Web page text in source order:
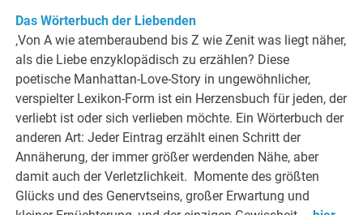
Das Wörterbuch der Liebenden
‚Von A wie atemberaubend bis Z wie Zenit was liegt näher,
als die Liebe enzyklopädisch zu erzählen? Diese
poetische Manhattan-Love-Story in ungewöhnlicher,
verspielter Lexikon-Form ist ein Herzensbuch für jeden, der
verliebt ist oder sich verlieben möchte. Ein Wörterbuch der
anderen Art: Jeder Eintrag erzählt einen Schritt der
Annäherung, der immer größer werdenden Nähe, aber
damit auch der Verletzlichkeit. Momente des größten
Glücks und des Genervtseins, großer Erwartung und